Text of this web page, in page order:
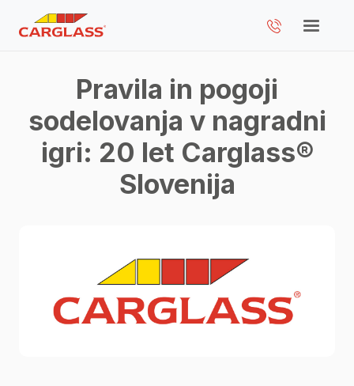
Pravila in pogoji
sodelovanja v nagradni
igri: 20 let Carglass®
Slovenija